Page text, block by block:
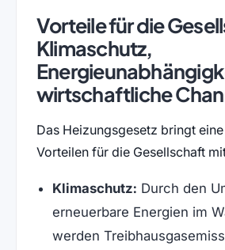
Vorteile für die
Klimaschutz,
wirtschaftliche
Das Heizungsgesetz bringt
Vorteilen für die Gesellschaft
Klimaschutz: Durch den
erneuerbare Energien im
werden